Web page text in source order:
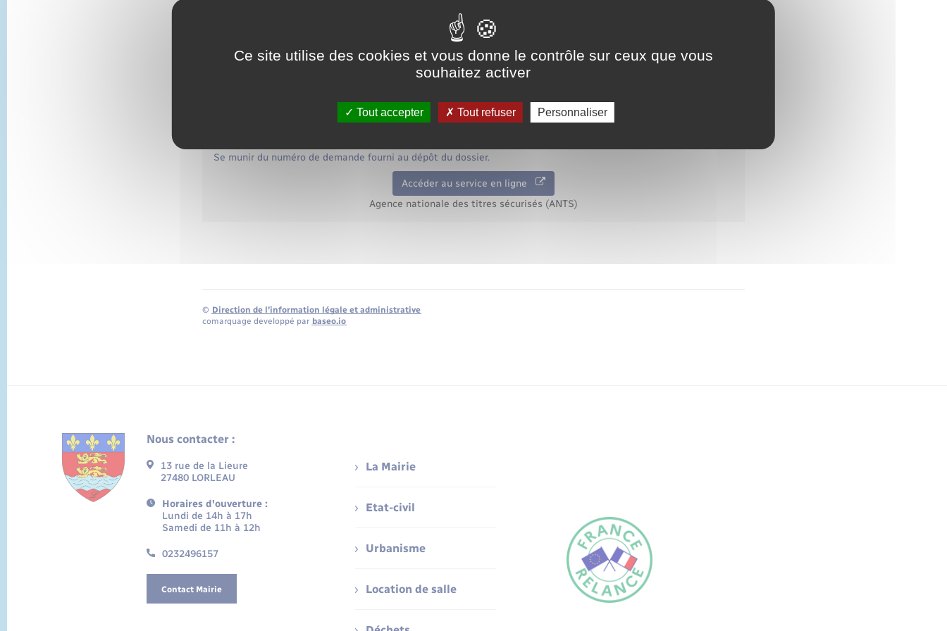
Vous pouvez aussi suivre l'état d'avancement de votre demande sur le site de l'<a href="https://www.lorleau.fr/permis-
de-detention-de-chien/?xml=R50821">ANTS</a> :
Se munir du numéro de demande fourni au dépôt du dossier.
Accéder au service en ligne
Agence nationale des titres sécurisés (ANTS)
© Direction de l’information légale et administrative
comarquage developpé par baseo.io
Nous contacter :
13 rue de la Lieure
27480 LORLEAU
Horaires d'ouverture :
Lundi de 14h à 17h
Samedi de 11h à 12h
0232496157
Contact Mairie
La Mairie
Etat-civil
Urbanisme
Location de salle
Ce site utilise des cookies et vous donne le contrôle sur ceux que vous
souhaitez activer
Tout accepter Tout refuser Personnaliser